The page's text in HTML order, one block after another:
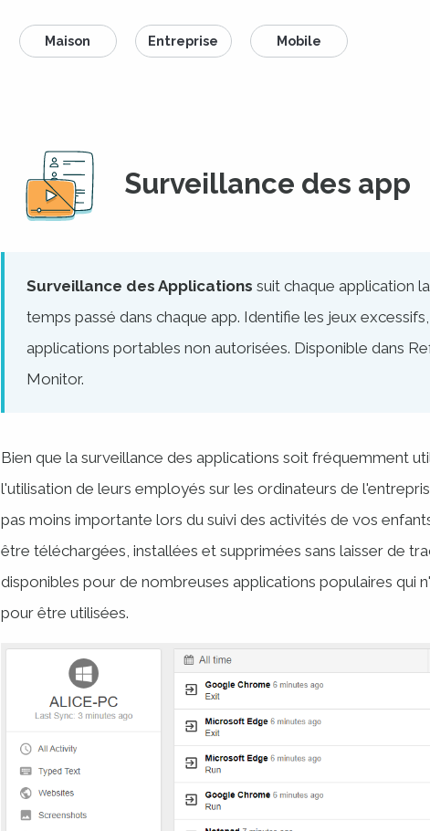
Maison Entreprise Mobile
Surveillance des app
Surveillance des Applications suit chaque application
temps passé dans chaque app. Identifie les jeux
applications portables non autorisées. Disponible dans
Monitor.
Bien que la surveillance des applications soit fréquemment
l'utilisation de leurs employés sur les ordinateurs de
pas moins importante lors du suivi des activités de vos
être téléchargées, installées et supprimées sans laisser de
disponibles pour de nombreuses applications populaires qui
pour être utilisées.